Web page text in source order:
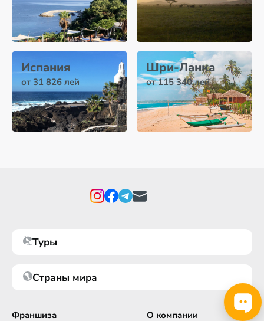
Испания
от 31 826 лей
Шри-Ланка
от 115 340 лей
Туры
Страны мира
Франшиза
О компании